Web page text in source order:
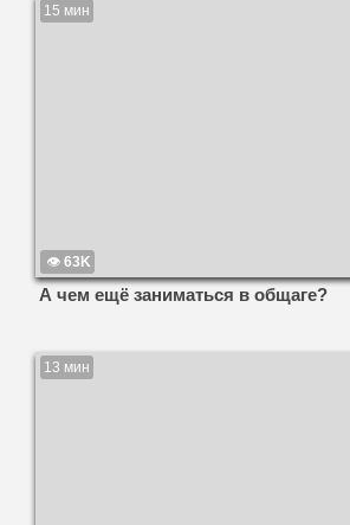
15 мин
63K
А чем ещё заниматься в общаге?
13 мин